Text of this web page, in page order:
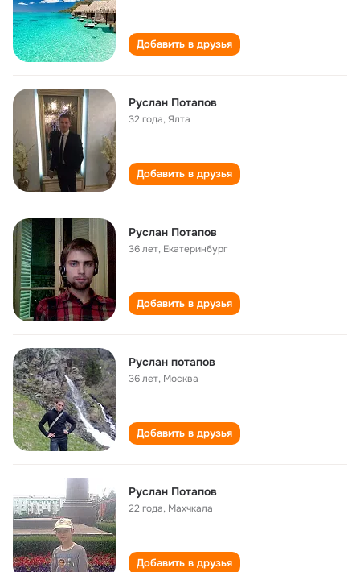
Добавить в друзья
Руслан Потапов
32 года,Ялта
Добавить в друзья
Руслан Потапов
36 лет, Екатеринбург
Добавить в друзья
Руслан потапов
36 лет, Москва
Добавить в друзья
Руслан Потапов
22 года, Махчкала
Добавить в друзья